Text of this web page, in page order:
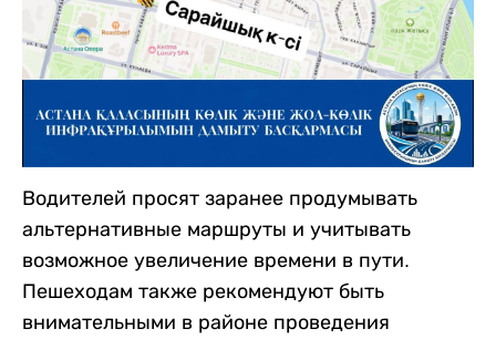
Водителей просят заранее продумывать
альтернативные маршруты и учитывать
возможное увеличение времени в пути.
Пешеходам также рекомендуют быть
внимательными в районе проведения